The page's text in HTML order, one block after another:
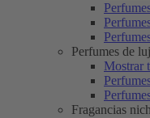
Perfumes de
Mostrar
Fragancias